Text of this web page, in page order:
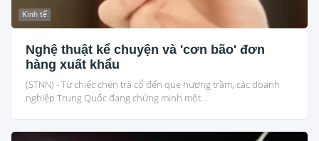
Kinh tế
Nghệ thuật kể chuyện và 'cơn bão' đơn
hàng xuất khẩu
(STNN) - Từ chiếc chén trà cổ đến que hương trầm, các doanh
nghiệp Trung Quốc đang chứng minh một...